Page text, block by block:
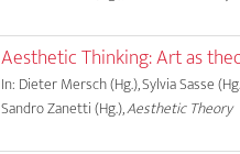
Aesthetic Thinking: Art as
In: Dieter Mersch (Hg.), Sylvia Sasse
Sandro Zanetti (Hg.),Aesthetic Theory